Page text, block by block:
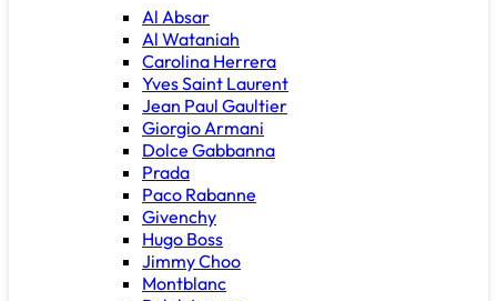
Al Absar
Al Wataniah
Carolina Herrera
Yves Saint Laurent
Jean Paul Gaultier
Giorgio Armani
Dolce Gabbanna
Prada
Paco Rabanne
Givenchy
Hugo Boss
Jimmy Choo
Montblanc